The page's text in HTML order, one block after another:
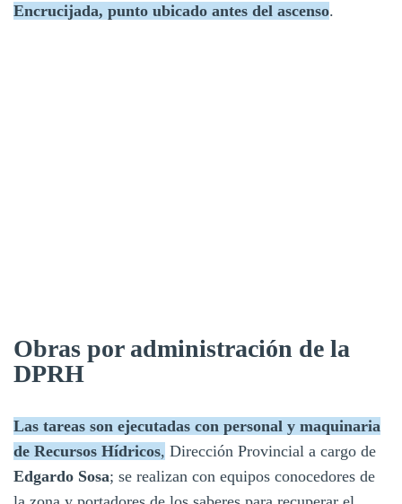
Encrucijada, punto ubicado antes del ascenso.
Obras por administración de la
DPRH
Las tareas son ejecutadas con personal y maquinaria
de Recursos Hídricos, Dirección Provincial a cargo de
Edgardo Sosa; se realizan con equipos conocedores de